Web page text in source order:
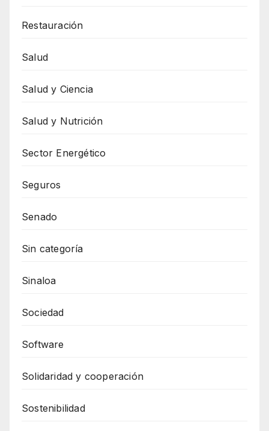
Restauración
Salud
Salud y Ciencia
Salud y Nutrición
Sector Energético
Seguros
Senado
Sin categoría
Sinaloa
Sociedad
Software
Solidaridad y cooperación
Sostenibilidad